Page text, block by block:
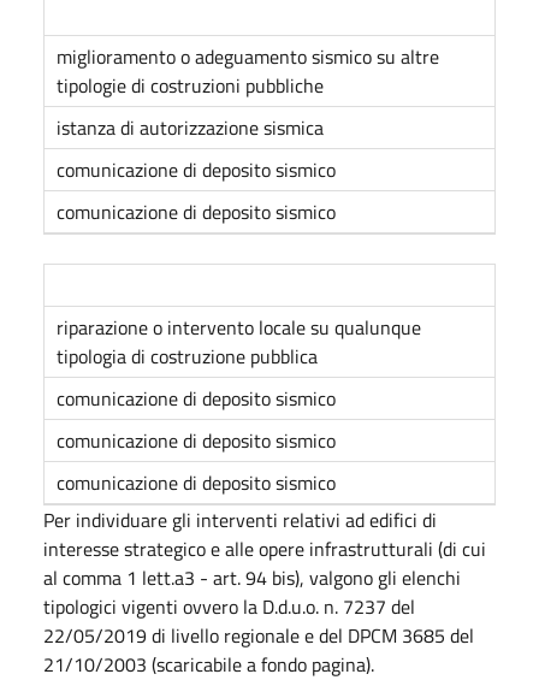
miglioramento o adeguamento sismico su altre
tipologie di costruzioni pubbliche
istanza di autorizzazione sismica
comunicazione di deposito sismico
comunicazione di deposito sismico
riparazione o intervento locale su qualunque
tipologia di costruzione pubblica
comunicazione di deposito sismico
comunicazione di deposito sismico
comunicazione di deposito sismico
Per individuare gli interventi relativi ad edifici di
interesse strategico e alle opere infrastrutturali (di cui
al comma 1 lett.a3 - art. 94 bis), valgono gli elenchi
tipologici vigenti ovvero la D.d.u.o. n. 7237 del
22/05/2019 di livello regionale e del DPCM 3685 del
21/10/2003 (scaricabile a fondo pagina).